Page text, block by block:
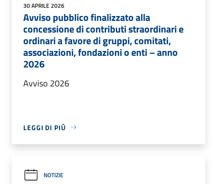
30 APRILE 2026
Avviso pubblico finalizzato alla
concessione di contributi straordinari e
ordinari a favore di gruppi, comitati,
associazioni, fondazioni o enti – anno
2026
Avviso 2026
LEGGI DI PIÙ
NOTIZIE